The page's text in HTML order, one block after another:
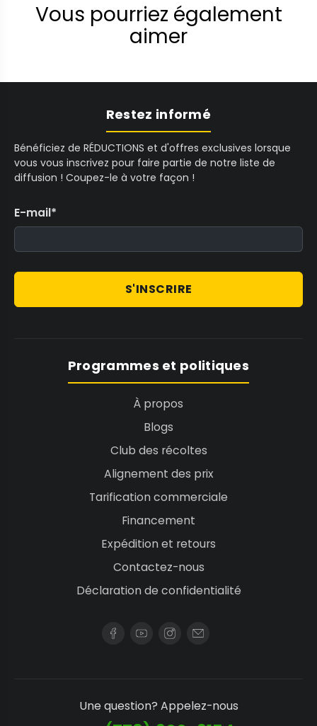
Vous pourriez également
aimer
Restez informé
Bénéficiez de RÉDUCTIONS et d'offres exclusives lorsque
vous vous inscrivez pour faire partie de notre liste de
diffusion ! Coupez-le à votre façon !
E-mail*
S'INSCRIRE
Programmes et politiques
À propos
Blogs
Club des récoltes
Alignement des prix
Tarification commerciale
Financement
Expédition et retours
Contactez-nous
Déclaration de confidentialité
Une question? Appelez-nous